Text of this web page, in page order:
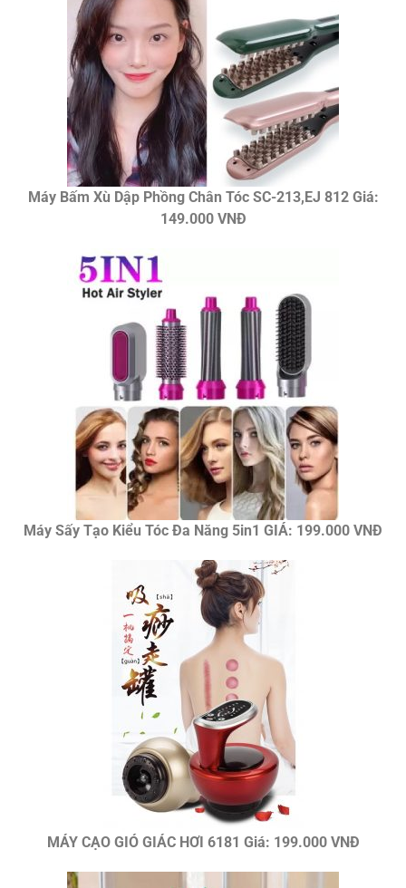
Máy Bấm Xù Dập Phồng Chân Tóc SC-213,EJ 812 Giá:
149.000 VNĐ
Máy Sấy Tạo Kiểu Tóc Đa Năng 5in1 GIÁ: 199.000 VNĐ
MÁY CẠO GIÓ GIÁC HƠI 6181 Giá: 199.000 VNĐ